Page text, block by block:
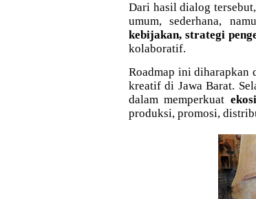
Dari hasil dialog
umum, sederhana,
kebijakan, strategi
kolaboratif.
Roadmap ini diharapkan
kreatif di Jawa Barat.
dalam memperkuat
produksi, promosi,